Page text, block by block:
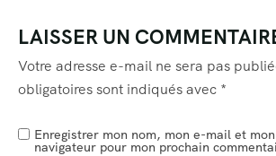
LAISSER UN
Votre adresse e-mail ne sera pas
obligatoires sont indiqués avec *
Enregistrer mon nom, mon e-mail et
navigateur pour mon prochain